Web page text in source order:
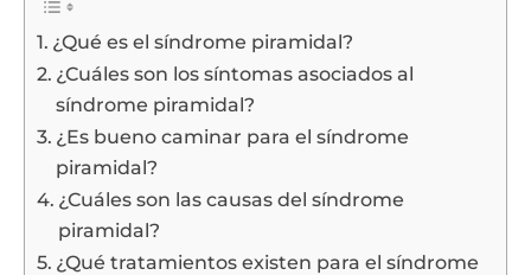
¿Qué es el síndrome piramidal?
¿Cuáles son los síntomas asociados al
síndrome piramidal?
¿Es bueno caminar para el síndrome
piramidal?
¿Cuáles son las causas del síndrome
piramidal?
¿Qué tratamientos existen para el síndrome